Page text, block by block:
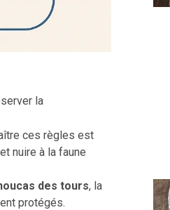
la
ces règles est
et nuire à la faune
des tours, la
protégés.